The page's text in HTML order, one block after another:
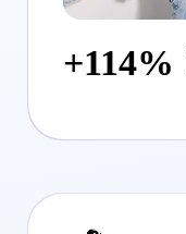
+114%